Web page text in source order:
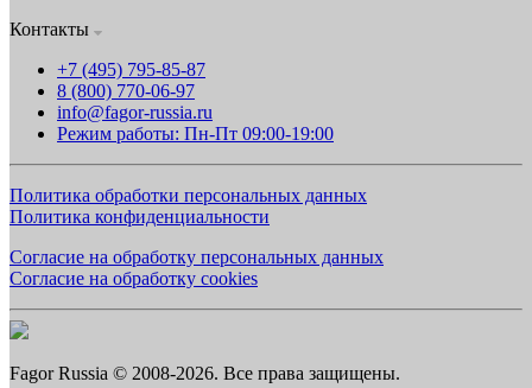
Контакты
+7 (495) 795-85-87
8 (800) 770-06-97
info@fagor-russia.ru
Режим работы: Пн-Пт 09:00-19:00
Политика обработки персональных данных
Политика конфиденциальности
Согласие на обработку персональных данных
Согласие на обработку cookies
Fagor Russia © 2008-2026. Все права защищены.